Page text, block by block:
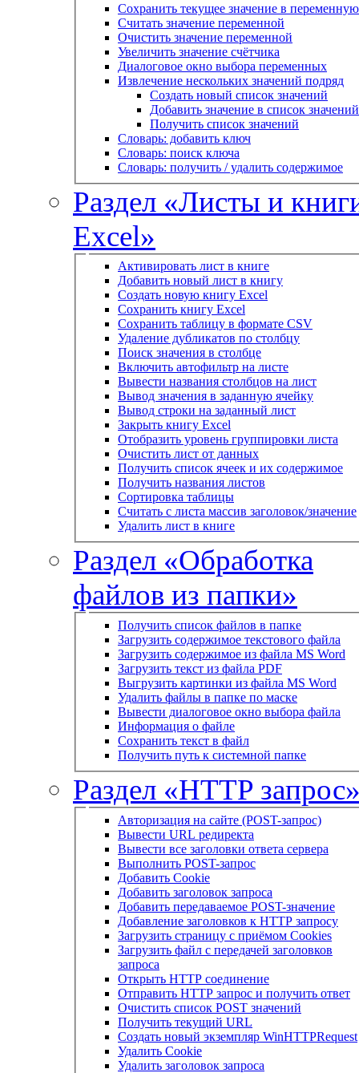
Сохранить текущее значение в переменную
Считать значение переменной
Очистить значение переменной
Увеличить значение счётчика
Диалоговое окно выбора переменных
Извлечение нескольких значений подряд
Создать новый список значений
Добавить значение в список значений
Получить список значений
Словарь: добавить ключ
Словарь: поиск ключа
Словарь: получить / удалить содержимое
Раздел «Листы и
Excel»
Активировать лист в книге
Добавить новый лист в книгу
Создать новую книгу Excel
Сохранить книгу Excel
Сохранить таблицу в формате CSV
Удаление дубликатов по столбцу
Поиск значения в столбце
Включить автофильтр на листе
Вывести названия столбцов на лист
Вывод значения в заданную ячейку
Вывод строки на заданный лист
Закрыть книгу Excel
Отобразить уровень группировки листа
Очистить лист от данных
Получить список ячеек и их содержимое
Получить названия листов
Сортировка таблицы
Считать с листа массив заголовок/значение
Удалить лист в книге
Раздел «Обработка
файлов из папки»
Получить список файлов в папке
Загрузить содержимое текстового файла
Загрузить содержимое из файла MS Word
Загрузить текст из файла PDF
Выгрузить картинки из файла MS Word
Удалить файлы в папке по маске
Вывести диалоговое окно выбора файла
Информация о файле
Сохранить текст в файл
Получить путь к системной папке
Раздел «HTTP
Авторизация на сайте (POST-запрос)
Вывести URL редиректа
Вывести все заголовки ответа сервера
Выполнить POST-запрос
Добавить Cookie
Добавить заголовок запроса
Добавить передаваемое POST-значение
Добавление заголовков к HTTP запросу
Загрузить страницу с приёмом Cookies
Загрузить файл с передачей заголовков
запроса
Открыть HTTP соединение
Отправить HTTP запрос и получить ответ
Очистить список POST значений
Получить текущий URL
Создать новый экземпляр WinHTTPRequest
Удалить Cookie
Удалить заголовок запроса